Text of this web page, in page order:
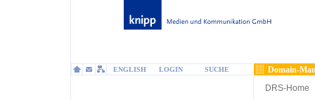
ENGLISH LOGIN SUCHE
Domain-
DRS-Home